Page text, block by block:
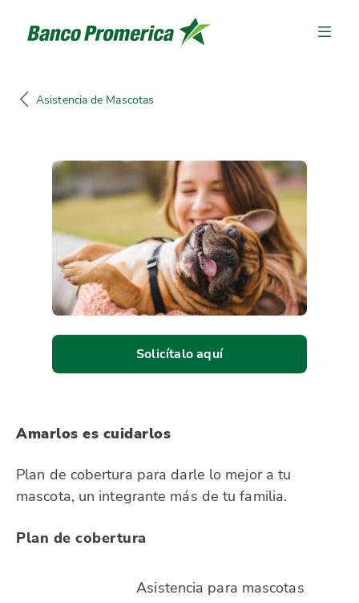
Amarlos es cuidarlos
Plan de cobertura para darle lo mejor a tu
mascota, un integrante más de tu familia.
Plan de cobertura
Asistencia para mascotas
Asistencia de Mascotas
Solicítalo aquí